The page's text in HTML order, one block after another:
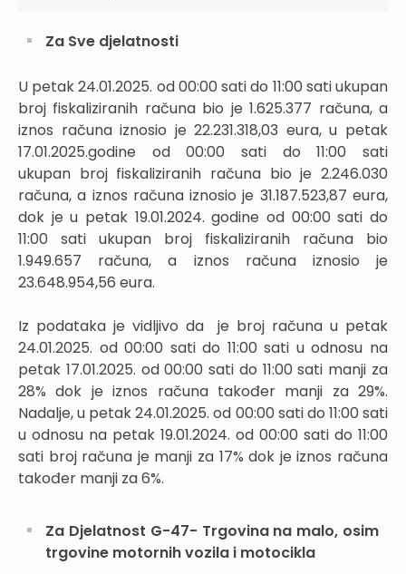
​​Za Sve djelatnosti
U petak 24.01.2025. od 00:00 sati do 11:00 sati ukupan
broj fiskaliziranih računa bio je 1.625.377 računa, a
iznos računa iznosio je 22.231.318,03 eura, u petak
17.01.2025.godine od 00:00 sati do 11:00 sati
ukupan broj fiskaliziranih računa bio je 2.246.030
računa, a iznos računa iznosio je 31.187.523,87 eura,
dok je u petak 19.01.2024. godine od 00:00 sati do
11:00 sati ukupan broj fiskaliziranih računa bio
1.949.657 računa, a iznos računa iznosio je
23.648.954,56 eura.
Iz podataka je vidljivo da je broj računa u petak
24.01.2025. od 00:00 sati do 11:00 sati u odnosu na
petak 17.01.2025. od 00:00 sati do 11:00 sati manji za
28% dok je iznos računa također manji za 29%.
Nadalje, u petak 24.01.2025. od 00:00 sati do 11:00 sati
u odnosu na petak 19.01.2024. od 00:00 sati do 11:00
sati broj računa je manji za 17% dok je iznos računa
također manji za 6%.
Za Djelatnost G-47- Trgovina na malo, osim
trgovine motornih vozila i motocikla